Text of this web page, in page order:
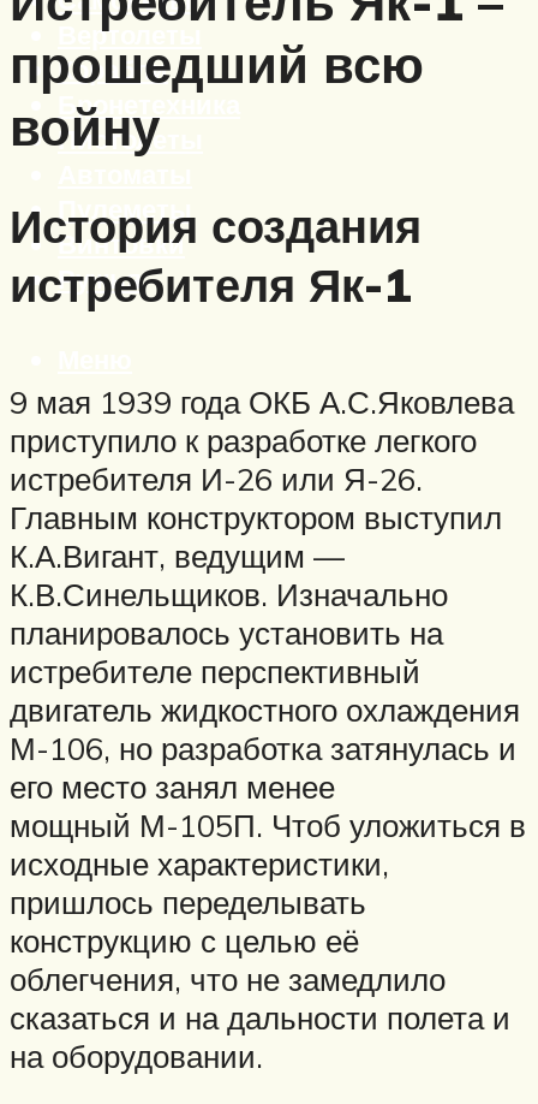
Вертолеты
Корабли
Бронетехника
Пистолеты
Пулеметы
Винтовки
Ружья
прошедший всю
войну
История создания
истребителя Як-1
9 мая 1939 года ОКБ А.С.Яковлева
приступило к разработке легкого
истребителя И-26 или Я-26.
Главным конструктором выступил
К.А.Вигант, ведущим —
К.В.Синельщиков. Изначально
планировалось установить на
истребителе перспективный
двигатель жидкостного охлаждения
М-106, но разработка затянулась и
его место занял менее
мощный М-105П. Чтоб уложиться в
исходные характеристики,
пришлось переделывать
конструкцию с целью её
облегчения, что не замедлило
сказаться и на дальности полета и
на оборудовании.